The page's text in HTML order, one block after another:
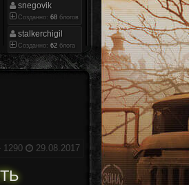
арты
snegovik
Созданно: 68 блогов
stalkerchigil
Созданно: 62 блога
1290 29.08.2017